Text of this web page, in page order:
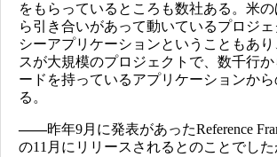
をもらっているところも数社ある。米
ら引き合いがあって動いているプロジ
シーアプリケーションということもあ
スが大規模のプロジェクトで、数千行
ードを持っているアプリケーションか
る。
――昨年9月に発表があったReference
の11月にリリースされるとのことでし